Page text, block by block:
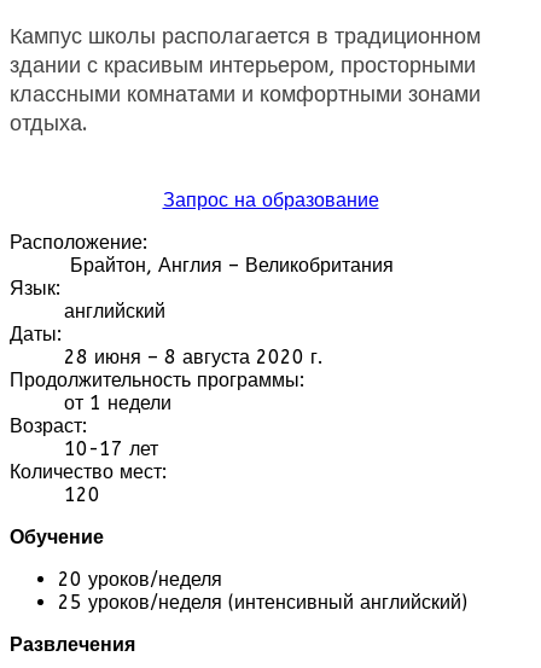
Кампус школы располагается в традиционном
здании с красивым интерьером, просторными
классными комнатами и комфортными зонами
отдыха.
Запрос на образование
Расположение:
Брайтон, Англия – Великобритания
Язык:
английский
Даты:
28 июня – 8 августа 2020 г.
Продолжительность программы:
от 1 недели
Возраст:
10-17 лет
Количество мест:
120
Обучение
20 уроков/неделя
25 уроков/неделя (интенсивный английский)
Развлечения